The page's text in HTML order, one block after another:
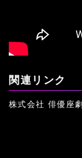
関連リンク
株式会社 俳優座